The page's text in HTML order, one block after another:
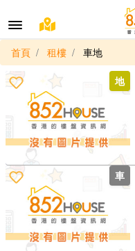
首頁 租樓 車地
地
車